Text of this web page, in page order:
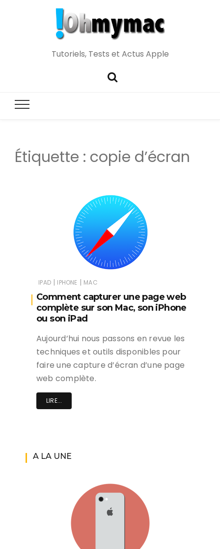
Tutoriels, Tests et Actus Apple
Étiquette : copie d’écran
IPAD | IPHONE | MAC
Comment capturer une page web
complète sur son Mac, son iPhone
ou son iPad
Aujourd’hui nous passons en revue les
techniques et outils disponibles pour
faire une capture d’écran d’une page
web complète.
LIRE...
A LA UNE